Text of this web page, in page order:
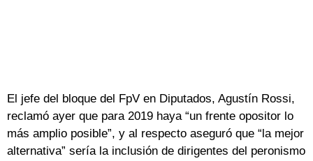
El jefe del bloque del FpV en Diputados, Agustín Rossi,
reclamó ayer que para 2019 haya “un frente opositor lo
más amplio posible”, y al respecto aseguró que “la mejor
alternativa” sería la inclusión de dirigentes del peronismo